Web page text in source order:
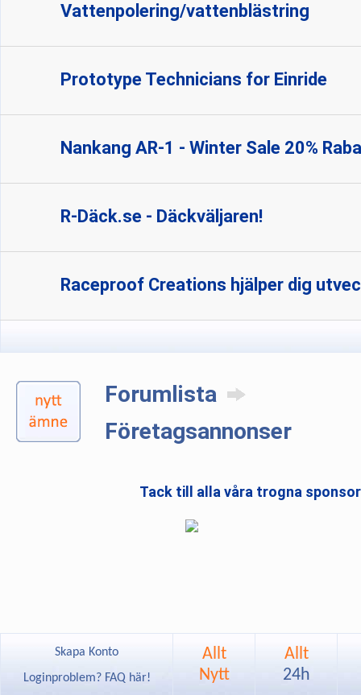
Vattenpolering/vattenblästring
Prototype Technicians for Einride
Nankang AR-1 - Winter Sale 20%
R-Däck.se - Däckväljaren!
Raceproof Creations hjälper dig
Forumlista
Företagsannonser
Tack till alla våra trogna
Skapa Konto
Loginproblem? FAQ här!
Allt
Nytt
Allt
24h